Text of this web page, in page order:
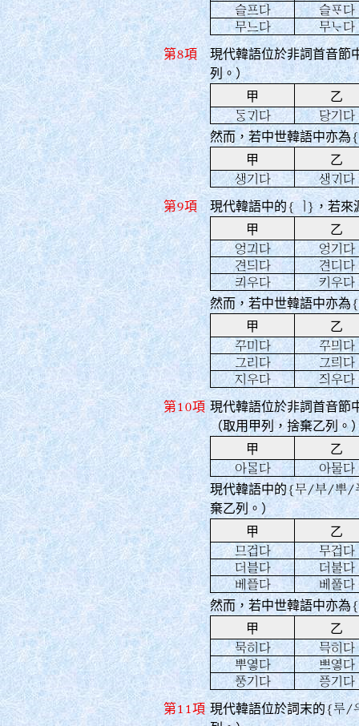
슬프다
슬󿎸다
무느다
무󿁰다
第8項
現代韓語位於非詞首音節
列。）
甲
乙
󿂽󿀜다
당기다
然而，若中世韓語中亦為
甲
乙
생기다
생󿀜다
第9項 現代韓語中的{ㅣ}，若來
甲
乙
엉긔다
엉기다
견듸다
견디다
킈우다
키우다
然而，若中世韓語中亦為
甲
乙
꾸미다
꾸믜다
그리다
그릐다
지우다
즤우다
第10項 現代韓語位於非詞首音節
（取用甲列，捨棄乙列。
甲
乙
아󿅘다
아물다
現代韓語中的{무/부/뿌/
棄乙列。）
甲
乙
므겁다
무겁다
더블다
더불다
베플다
베풀다
然而，若中世韓語中亦為
甲
乙
묵히다
믁히다
뿌옇다
쁘옇다
풍기다
픙기다
第11項 現代韓語位於詞末的{루/